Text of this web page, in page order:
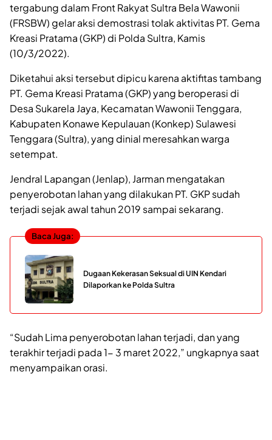
tergabung dalam Front Rakyat Sultra Bela Wawonii
(FRSBW) gelar aksi demostrasi tolak aktivitas PT. Gema
Kreasi Pratama (GKP) di Polda Sultra, Kamis
(10/3/2022).
Diketahui aksi tersebut dipicu karena aktifitas tambang
PT. Gema Kreasi Pratama (GKP) yang beroperasi di
Desa Sukarela Jaya, Kecamatan Wawonii Tenggara,
Kabupaten Konawe Kepulauan (Konkep) Sulawesi
Tenggara (Sultra), yang dinial meresahkan warga
setempat.
Jendral Lapangan (Jenlap), Jarman mengatakan
penyerobotan lahan yang dilakukan PT. GKP sudah
terjadi sejak awal tahun 2019 sampai sekarang.
Baca Juga:
Dugaan Kekerasan Seksual di UIN Kendari
Dilaporkan ke Polda Sultra
“Sudah Lima penyerobotan lahan terjadi, dan yang
terakhir terjadi pada 1- 3 maret 2022,” ungkapnya saat
menyampaikan orasi.